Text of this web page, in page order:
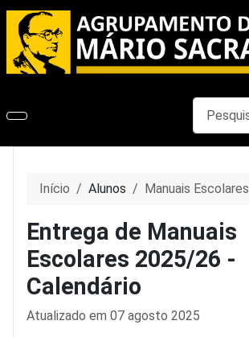
Início Alunos Manuais Escolares
Entrega de Manuais
Escolares 2025/26 -
Calendário
Detalhes
Atualizado em 07 agosto 2025